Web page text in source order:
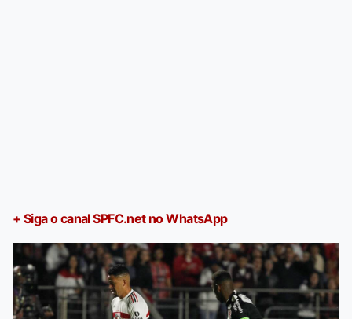
+ Siga o canal SPFC.net no WhatsApp